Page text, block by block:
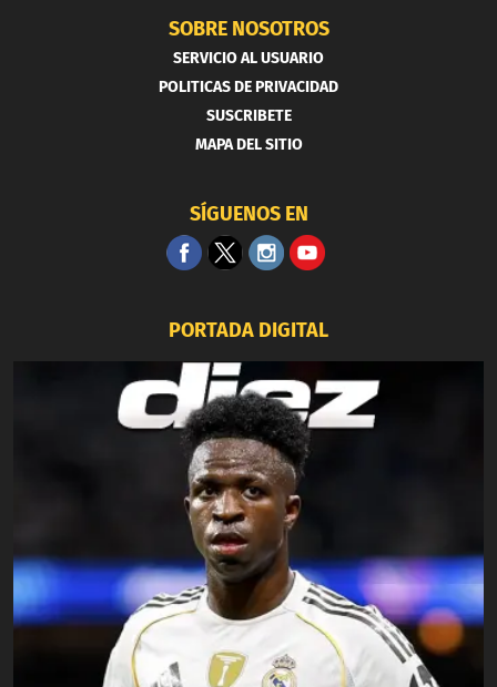
SOBRE NOSOTROS
SERVICIO AL USUARIO
POLITICAS DE PRIVACIDAD
SUSCRIBETE
MAPA DEL SITIO
SÍGUENOS EN
PORTADA DIGITAL